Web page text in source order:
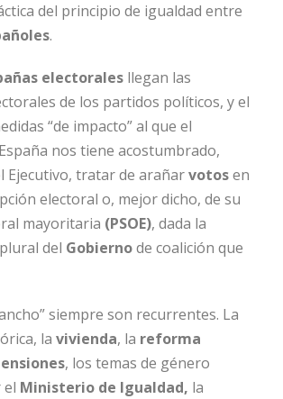
del principio de igualdad entre
.
electorales llegan las
de los partidos políticos, y el
“de impacto” al que el
nos tiene acostumbrado,
Ejecutivo, tratar de arañarvotosen
electoral o, mejor dicho, de su
mayoritaria (PSOE), dada la
del Gobiernode coalición que
siempre son recurrentes. La
la vivienda, la reforma
, los temas de género
el Ministerio de Igualdad, la